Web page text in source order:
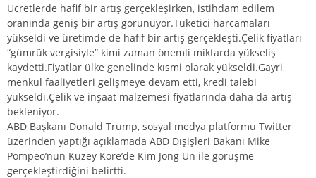
Ücretlerde hafif bir artış gerçekleşirken, istihdam edilem
oranında geniş bir artış görünüyor.Tüketici harcamaları
yükseldi ve üretimde de hafif bir artış gerçekleşti.Çelik fiyatları
“gümrük vergisiyle” kimi zaman önemli miktarda yükseliş
kaydetti.Fiyatlar ülke genelinde kısmi olarak yükseldi.Gayri
menkul faaliyetleri gelişmeye devam etti, kredi talebi
yükseldi.Çelik ve inşaat malzemesi fiyatlarında daha da artış
bekleniyor.
ABD Başkanı Donald Trump, sosyal medya platformu Twitter
üzerinden yaptığı açıklamada ABD Dışişleri Bakanı Mike
Pompeo’nun Kuzey Kore’de Kim Jong Un ile görüşme
gerçekleştirdiğini belirtti.